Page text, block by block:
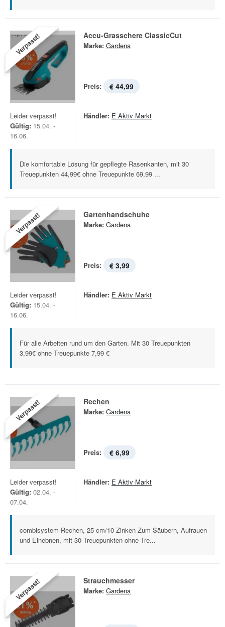
Verpasst! Accu-Grasschere ClassicCut
Marke: Gardena
Preis: € 44,99
Leider verpasst!
Gültig: 15.04. -
16.06.
Händler: E Aktiv Markt
Die komfortable Lösung für gepflegte Rasenkanten, mit 30
Treuepunkten 44,99€ ohne Treuepunkte 69,99 ...
Verpasst! Gartenhandschuhe
Marke: Gardena
Preis: € 3,99
Leider verpasst!
Gültig: 15.04. -
16.06.
Händler: E Aktiv Markt
Für alle Arbeiten rund um den Garten. Mit 30 Treuepunkten
3,99€ ohne Treuepunkte 7,99 €
Verpasst! Rechen
Marke: Gardena
Preis: € 6,99
Leider verpasst!
Gültig: 02.04. -
07.04.
Händler: E Aktiv Markt
combisystem-Rechen, 25 cm/10 Zinken Zum Säubern, Aufrauen
und Einebnen, mit 30 Treuepunkten ohne Tre...
Verpasst! Strauchmesser
Marke: Gardena